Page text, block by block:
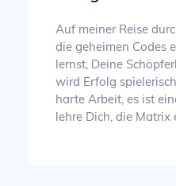
Auf meiner Reise
die geheimen Codes
lernst, Deine
wird Erfolg
harte Arbeit, es ist
lehre Dich, die Matrix